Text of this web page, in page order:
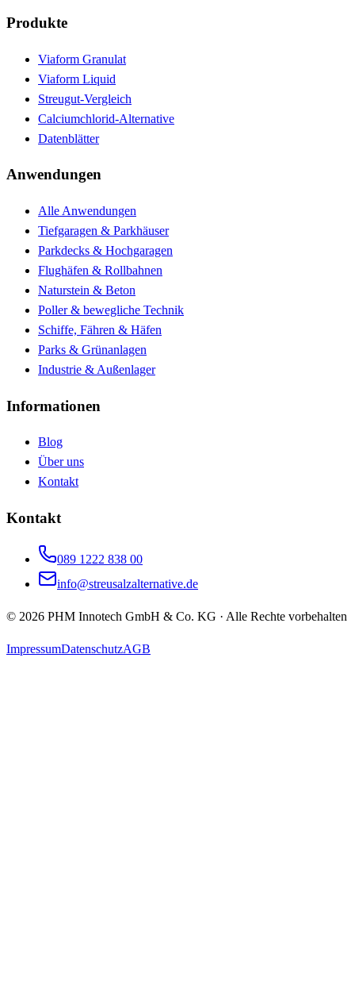
Produkte
Viaform Granulat
Viaform Liquid
Streugut-Vergleich
Calciumchlorid-Alternative
Datenblätter
Anwendungen
Alle Anwendungen
Tiefgaragen & Parkhäuser
Parkdecks & Hochgaragen
Flughäfen & Rollbahnen
Naturstein & Beton
Poller & bewegliche Technik
Schiffe, Fähren & Häfen
Parks & Grünanlagen
Industrie & Außenlager
Informationen
Blog
Über uns
Kontakt
Kontakt
089 1222 838 00
info@streusalzalternative.de
© 2026 PHM Innotech GmbH & Co. KG · Alle Rechte vorbehalten
ImpressumDatenschutzAGB